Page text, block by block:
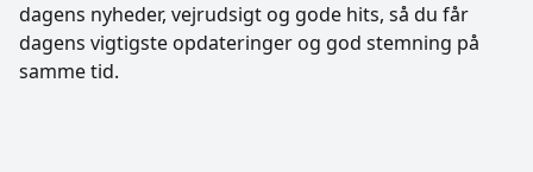
dagens nyheder, vejrudsigt og gode hits, så du får
dagens vigtigste opdateringer og god stemning på
samme tid.